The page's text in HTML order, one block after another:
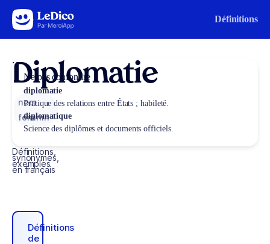
Aller au contenu Définitions
Diplomatie
nom
féminin
Définitions,
synonymes,
exemples
en français
Définitions
de
Ne pas confondre
diplomatie
Pratique des relations entre États ; habileté.
diplomatique
Science des diplômes et documents officiels.